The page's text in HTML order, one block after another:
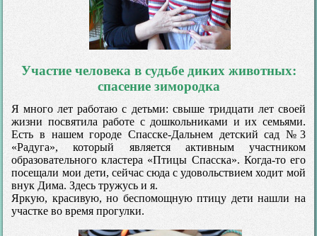
Участие человека в судьбе диких животных:
спасение зимородка
Я много лет работаю с детьми: свыше тридцати лет своей
жизни посвятила работе с дошкольниками и их семьями.
Есть в нашем городе Спасске-Дальнем детский сад №3
«Радуга», который является активным участником
образовательного кластера «Птицы Спасска». Когда-то его
посещали мои дети, сейчас сюда с удовольствием ходит мой
внук Дима. Здесь тружусь и я.
Яркую, красивую, но беспомощную птицу дети нашли на
участке во время прогулки.